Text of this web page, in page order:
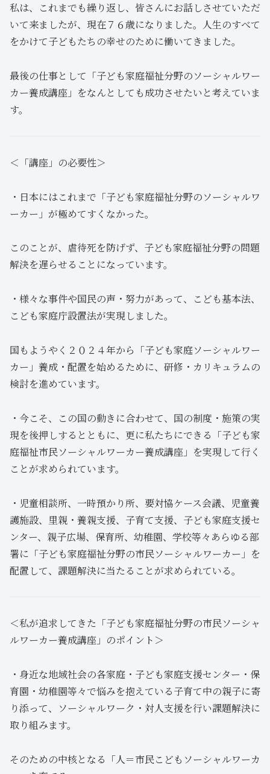
私は、これまでも繰り返し、皆さんにお話しさせていただ
いて来ましたが、現在７６歳になりました。人生のすべて
をかけて子どもたちの幸せのために働いてきました。
最後の仕事として「子ども家庭福祉分野のソーシャルワー
カー養成講座」をなんとしても成功させたいと考えていま
す。
＜「講座」の必要性＞
・日本にはこれまで「子ども家庭福祉分野のソーシャルワ
ーカー」が極めてすくなかった。
このことが、虐待死を防げず、子ども家庭福祉分野の問題
解決を遅らせることになっています。
・様々な事件や国民の声・努力があって、こども基本法、
こども家庭庁設置法が実現しました。
国もようやく２０２４年から「子ども家庭ソーシャルワー
カー」養成・配置を始めるために、研修・カリキュラムの
検討を進めています。
・今こそ、この国の動きに合わせて、国の制度・施策の実
現を後押しするとともに、更に私たちにできる「子ども家
庭福祉市民ソーシャルワーカー養成講座」を実現して行く
ことが求められています。
・児童相談所、一時預かり所、要対協ケース会議、児童養
護施設、里親・養親支援、子育て支援、子ども家庭支援セ
ンター、親子広場、保育所、幼稚園、学校等々あらゆる部
署に「子ども家庭福祉分野の市民ソーシャルワーカー」を
配置して、課題解決に当たることが求められている。
＜私が追求してきた「子ども家庭福祉分野の市民ソーシャ
ルワーカー養成講座」のポイント＞
・身近な地域社会の各家庭・子ども家庭支援センター・保
育園・幼稚園等々で悩みを抱えている子育て中の親子に寄
り添って、ソーシャルワーク・対人支援を行い課題解決に
取り組みます。
そのための中核となる「人＝市民こどもソーシャルワーカ